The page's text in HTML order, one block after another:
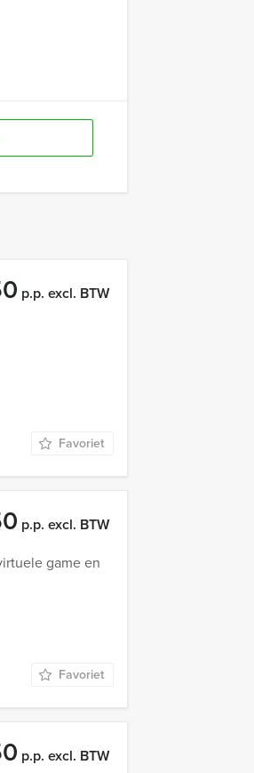
p.p. excl. BTW
Favoriet
p.p. excl. BTW
game en
Favoriet
p.p. excl. BTW